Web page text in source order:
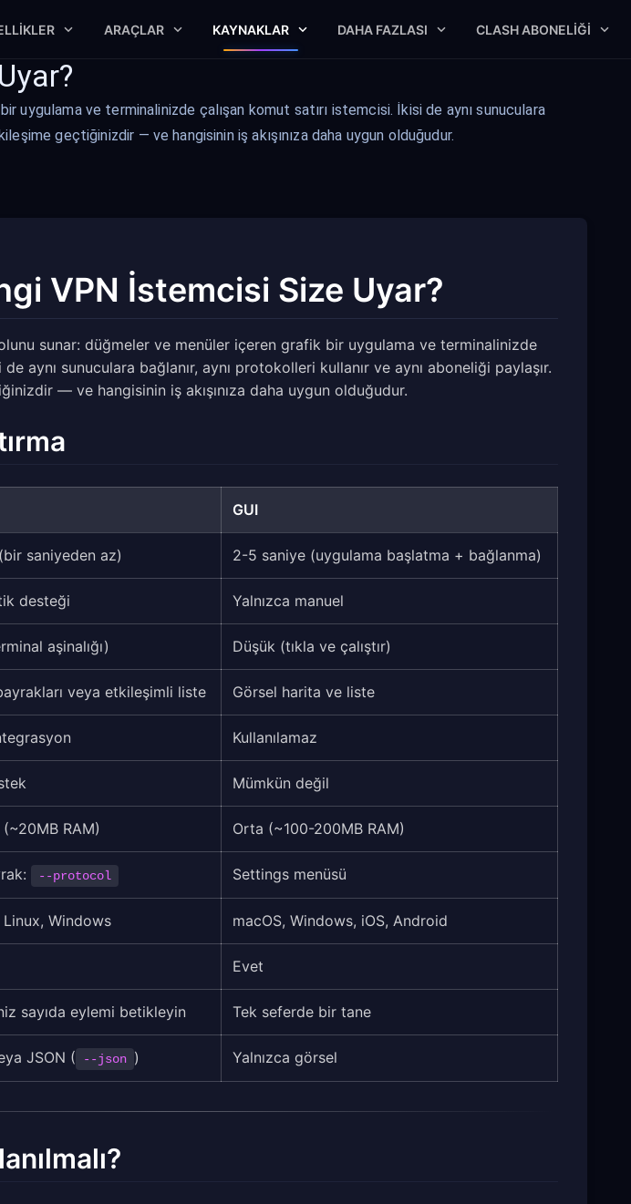
ARAÇLAR KAYNAKLAR DAHA FAZLASI CLASH ABONELIĞI
uygulama ve terminalinizde çalışan komut satırı istemcisi. İkisi de aynı sunuculara
geçtiğinizdir — ve hangisinin iş akışınıza daha uygun olduğudur.
VPN İstemcisi Size Uyar?
sunar: düğmeler ve menüler içeren grafik bir uygulama ve terminalinizde
aynı sunuculara bağlanır, aynı protokolleri kullanır ve aynı aboneliği paylaşır.
— ve hangisinin iş akışınıza daha uygun olduğudur.
GUI
saniyeden az) 2-5 saniye (uygulama başlatma + bağlanma)
desteği Yalnızca manuel
aşinalığı) Düşük (tıkla ve çalıştır)
veya etkileşimli liste Görsel harita ve liste
Kullanılamaz
Mümkün değil
RAM) Orta (~100-200MB RAM)
--protocol Settings menüsü
Linux, Windows macOS, Windows, iOS, Android
Evet
sayıda eylemi betikleyin Tek seferde bir tane
JSON ( --json ) Yalnızca görsel